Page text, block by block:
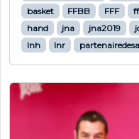
basket
FFBB FFF
hand
jna jna2019
lnh
lnr